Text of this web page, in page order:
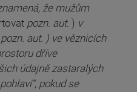
že mužům
pozn. aut. ) v
pozn. aut. ) ve věznicích
dříve
údajně zastaralých
pokud se